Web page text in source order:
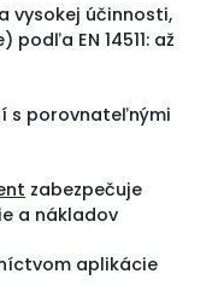
vysokej účinnosti,
EN 14511: až
s porovnateľnými
zabezpečuje
a nákladov
aplikácie